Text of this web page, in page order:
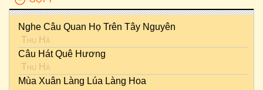
Nghe Câu Quan Họ Trên Tây Nguyên
Thu Hà
Câu Hát Quê Hương
Thu Hà
Mùa Xuân Làng Lúa Làng Hoa